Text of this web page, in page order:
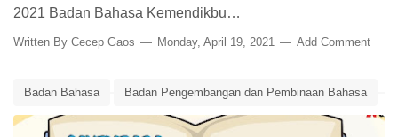
2021 Badan Bahasa Kemendikbu…
Written By Cecep Gaos Monday, April 19, 2021 Add Comment
Badan Bahasa Badan Pengembangan dan Pembinaan Bahasa
Edunews Gerakan Literasi Nasional GLN Kemendikbud